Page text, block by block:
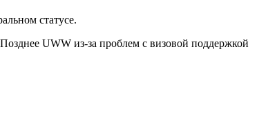
статусе.
UWW из-за проблем с визовой поддержкой